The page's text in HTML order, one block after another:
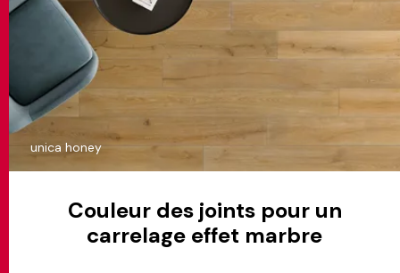
unica honey
Couleur des joints pour un
carrelage effet marbre